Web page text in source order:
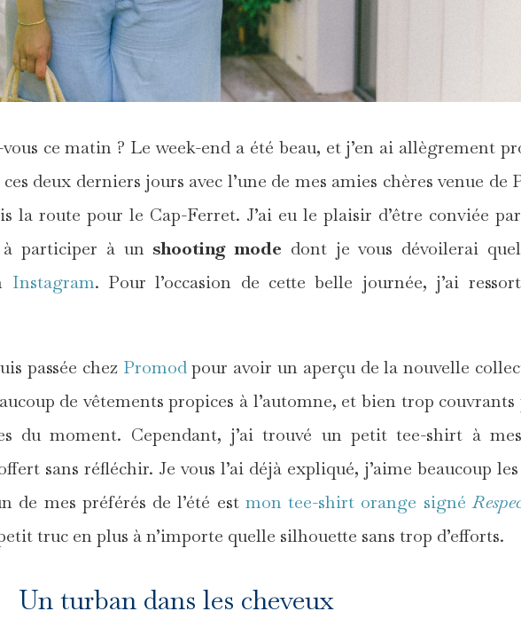
ce matin ? Le week-end a été beau, et j’en ai allègrement
deux derniers jours avec l’une de mes amies chères venue de
la route pour le Cap-Ferret. J’ai eu le plaisir d’être conviée
à participer à un shooting mode dont je vous dévoilerai
Instagram. Pour l’occasion de cette belle journée, j’ai
passée chez Promodpour avoir un aperçu de la nouvelle
de vêtements propices à l’automne, et bien trop couvrants
du moment. Cependant, j’ai trouvé un petit tee-shirt à
sans réfléchir. Je vous l’ai déjà expliqué, j’aime beaucoup
de mes préférés de l’été est mon tee-shirt orange signé
truc en plus à n’importe quelle silhouette sans trop d’efforts.
Un turban dans les cheveux